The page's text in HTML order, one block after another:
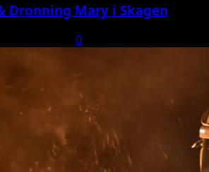
Dronning Mary i Skagen
0